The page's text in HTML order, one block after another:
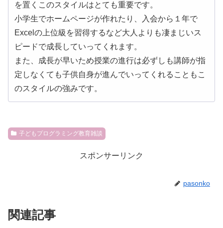
を置くこのスタイルはとても重要です。
小学生でホームページが作れたり、入会から１年で
Excelの上位級を習得するなど大人よりも凄まじいス
ピードで成長していってくれます。
また、成長が早いため授業の進行は必ずしも講師が指
定しなくても子供自身が進んでいってくれることもこ
のスタイルの強みです。
子どもプログラミング教育雑談
スポンサーリンク
pasonko
関連記事